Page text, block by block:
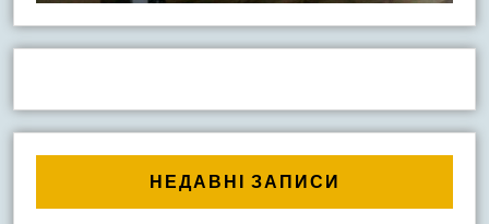
НЕДАВНІ ЗАПИСИ